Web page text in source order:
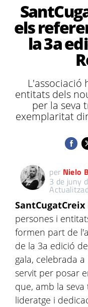
els
la 3a
L'associació
entitats dels
per la seva
exemplaritat
per Nielo
3 de juny
SantCugatCreix
persones i
formen part de
de la 3a edició
gala, celebrada
servit per posar
que, amb la
lideratge i